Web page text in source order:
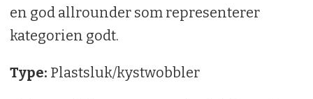
en god allrounder som representerer
kategorien godt.
Type: Plastsluk/kystwobbler